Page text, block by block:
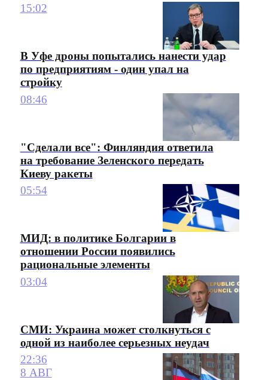
15:02
В Уфе дроны попытались нанести удар
по предприятиям - один упал на
стройку
08:46
"Сделали все": Финляндия ответила
на требование Зеленского передать
Киеву ракеты
05:54
МИД: в политике Болгарии в
отношении России появились
рациональные элементы
03:04
СМИ: Украина может столкнуться с
одной из наиболее серьезных неудач
22:36
8 АВГ